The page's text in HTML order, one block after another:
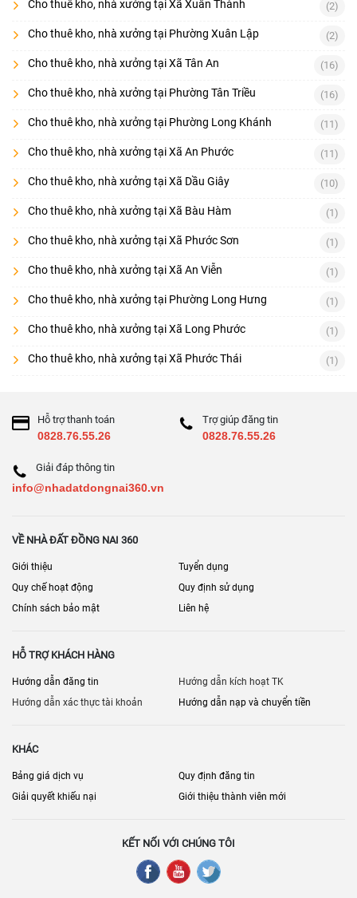
Cho thuê kho, nhà xưởng tại Xã Xuân Thành (2)
Cho thuê kho, nhà xưởng tại Phường Xuân Lập (2)
Cho thuê kho, nhà xưởng tại Xã Tân An (16)
Cho thuê kho, nhà xưởng tại Phường Tân Triều (16)
Cho thuê kho, nhà xưởng tại Phường Long Khánh (11)
Cho thuê kho, nhà xưởng tại Xã An Phước (11)
Cho thuê kho, nhà xưởng tại Xã Dầu Giây (10)
Cho thuê kho, nhà xưởng tại Xã Bàu Hàm (1)
Cho thuê kho, nhà xưởng tại Xã Phước Sơn (1)
Cho thuê kho, nhà xưởng tại Xã An Viễn (1)
Cho thuê kho, nhà xưởng tại Phường Long Hưng (1)
Cho thuê kho, nhà xưởng tại Xã Long Phước (1)
Cho thuê kho, nhà xưởng tại Xã Phước Thái (1)
Hỗ trợ thanh toán
0828.76.55.26
Trợ giúp đăng tin
0828.76.55.26
Giải đáp thông tin
info@nhadatdongnai360.vn
VỀ NHÀ ĐẤT ĐỒNG NAI 360
Giới thiệu
Tuyển dụng
Quy chế hoạt động
Quy định sử dụng
Chính sách bảo mật
Liên hệ
HỖ TRỢ KHÁCH HÀNG
Hướng dẫn đăng tin
Hướng dẫn kích hoạt TK
Hướng dẫn xác thực tài khoản
Hướng dẫn nạp và chuyển tiền
KHÁC
Bảng giá dịch vụ
Quy định đăng tin
Giải quyết khiếu nại
Giới thiệu thành viên mới
KẾT NỐI VỚI CHÚNG TÔI